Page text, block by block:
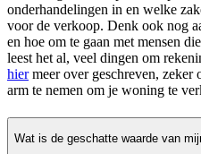
onderhandelingen in en welke
voor de verkoop. Denk ook nog
en hoe om te gaan met mensen
leest het al, veel dingen om
hiermeer over geschreven, zeker
arm te nemen om je woning te
Wat is de geschatte waarde van